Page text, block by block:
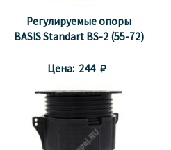
Регулируемые опоры
BASIS Standart BS-2 (55-72)
Цена: 244 